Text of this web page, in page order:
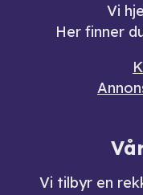
Vi
Her finner
Vi tilbyr en